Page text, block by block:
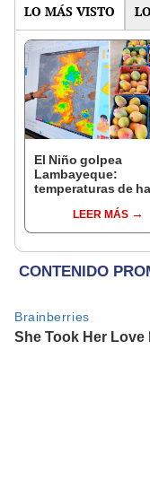
LO MÁS VISTO
El Niño golpea
Lambayeque:
temperaturas de
producción de
palta
LEER MÁS